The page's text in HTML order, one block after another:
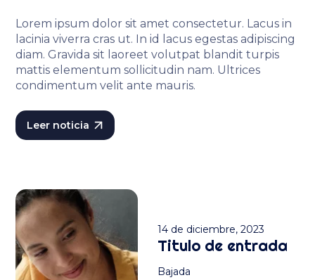
Lorem ipsum dolor sit amet consectetur. Lacus in
lacinia viverra cras ut. In id lacus egestas adipiscing
diam. Gravida sit laoreet volutpat blandit turpis
mattis elementum sollicitudin nam. Ultrices
condimentum velit ante mauris.
Leer noticia
14 de diciembre, 2023
Titulo de entrada
Bajada